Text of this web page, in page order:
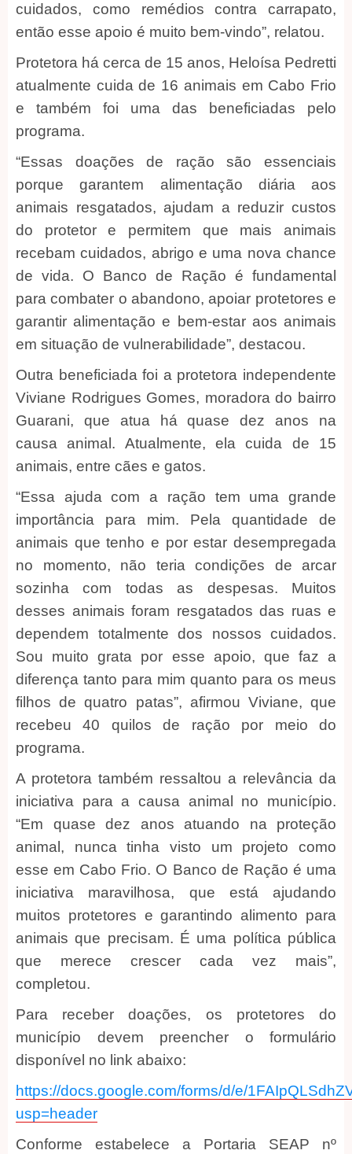
cuidados, como remédios contra carrapato,
então esse apoio é muito bem-vindo”, relatou.
Protetora há cerca de 15 anos, Heloísa Pedretti
atualmente cuida de 16 animais em Cabo Frio
e também foi uma das beneficiadas pelo
programa.
“Essas doações de ração são essenciais
porque garantem alimentação diária aos
animais resgatados, ajudam a reduzir custos
do protetor e permitem que mais animais
recebam cuidados, abrigo e uma nova chance
de vida. O Banco de Ração é fundamental
para combater o abandono, apoiar protetores e
garantir alimentação e bem-estar aos animais
em situação de vulnerabilidade”, destacou.
Outra beneficiada foi a protetora independente
Viviane Rodrigues Gomes, moradora do bairro
Guarani, que atua há quase dez anos na
causa animal. Atualmente, ela cuida de 15
animais, entre cães e gatos.
“Essa ajuda com a ração tem uma grande
importância para mim. Pela quantidade de
animais que tenho e por estar desempregada
no momento, não teria condições de arcar
sozinha com todas as despesas. Muitos
desses animais foram resgatados das ruas e
dependem totalmente dos nossos cuidados.
Sou muito grata por esse apoio, que faz a
diferença tanto para mim quanto para os meus
filhos de quatro patas”, afirmou Viviane, que
recebeu 40 quilos de ração por meio do
programa.
A protetora também ressaltou a relevância da
iniciativa para a causa animal no município.
“Em quase dez anos atuando na proteção
animal, nunca tinha visto um projeto como
esse em Cabo Frio. O Banco de Ração é uma
iniciativa maravilhosa, que está ajudando
muitos protetores e garantindo alimento para
animais que precisam. É uma política pública
que merece crescer cada vez mais”,
completou.
Para receber doações, os protetores do
município devem preencher o formulário
disponível no link abaixo:
https://docs.google.com/forms/d/e/
usp=header
Conforme estabelece a Portaria SEAP nº